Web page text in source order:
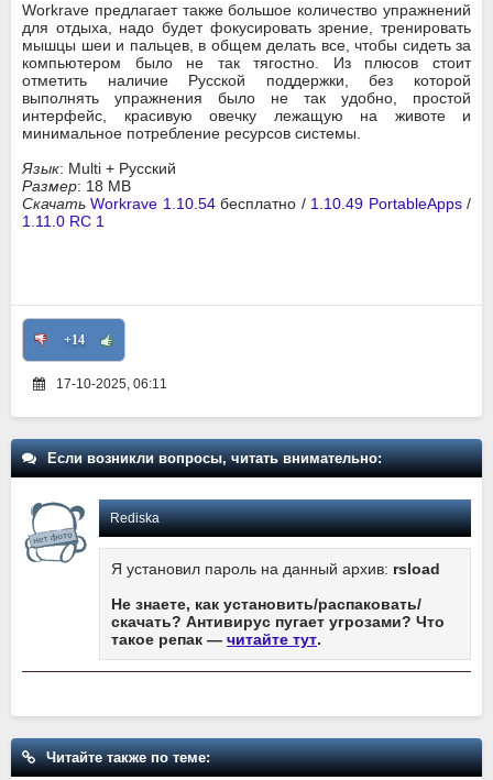
Workrave предлагает также большое количество упражнений
для отдыха, надо будет фокусировать зрение, тренировать
мышцы шеи и пальцев, в общем делать все, чтобы сидеть за
компьютером было не так тягостно. Из плюсов стоит
отметить наличие Русской поддержки, без которой
выполнять упражнения было не так удобно, простой
интерфейс, красивую овечку лежащую на животе и
минимальное потребление ресурсов системы.
Язык: Multi + Русский
Размер: 18 MB
Скачать Workrave 1.10.54бесплатно / 1.10.49 PortableApps/
1.11.0 RC 1
+14
17-10-2025, 06:11
Если возникли вопросы, читать внимательно:
Rediska
Я установил пароль на данный архив: rsload
Не знаете, как установить/распаковать/
скачать? Антивирус пугает угрозами? Что
такое репак — читайте тут.
Читайте также по теме: